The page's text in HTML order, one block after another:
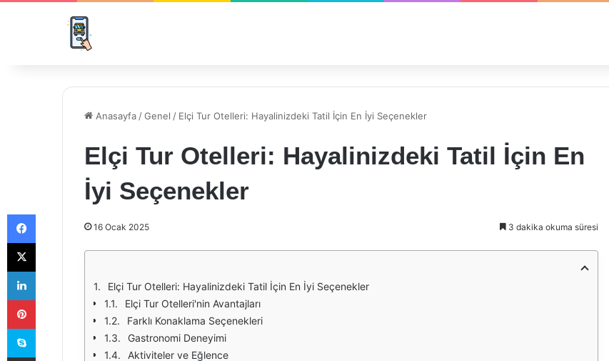
Anasayfa /Genel / Elçi Tur Otelleri: Hayalinizdeki Tatil İçin En İyi Seçenekler
Elçi Tur Otelleri: Hayalinizdeki Tatil İçin En
İyi Seçenekler
16 Ocak 2025 3 dakika okuma süresi
Elçi Tur Otelleri: Hayalinizdeki Tatil İçin En İyi Seçenekler
Elçi Tur Otelleri'nin Avantajları
Farklı Konaklama Seçenekleri
Gastronomi Deneyimi
Aktiviteler ve Eğlence
Facebook
X
LinkedIn
Pinterest
Skype
E-Posta ile paylaş